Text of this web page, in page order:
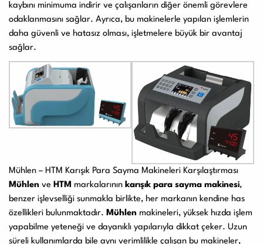
kaybını minimuma indirir ve çalışanların diğer önemli görevlere
odaklanmasını sağlar. Ayrıca, bu makinelerle yapılan işlemlerin
daha güvenli ve hatasız olması, işletmelere büyük bir avantaj
sağlar.
Mühlen – HTM Karışık Para Sayma Makineleri Karşılaştırması
Mühlen ve HTM markalarının karışık para sayma makinesi,
benzer işlevselliği sunmakla birlikte, her markanın kendine has
özellikleri bulunmaktadır. Mühlen makineleri, yüksek hızda işlem
yapabilme yeteneği ve dayanıklı yapılarıyla dikkat çeker. Uzun
süreli kullanımlarda bile aynı verimlilikle çalışan bu makineler,